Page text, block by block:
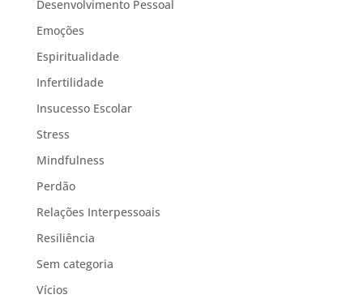
Desenvolvimento Pessoal
Emoções
Espiritualidade
Infertilidade
Insucesso Escolar
Stress
Mindfulness
Perdão
Relações Interpessoais
Resiliência
Sem categoria
Vícios